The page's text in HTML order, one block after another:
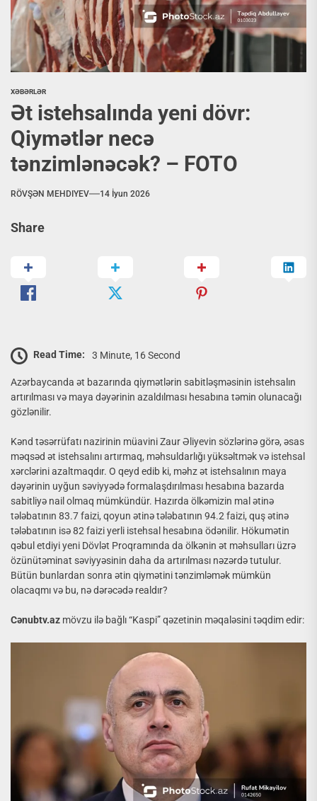
XƏBƏRLƏR
Ət istehsalında yeni dövr:
Qiymətlər necə
tənzimlənəcək? – FOTO
RÖVŞƏN MEHDIYEV 14 İyun 2026
Share
Read Time: 3 Minute, 16 Second
Azərbaycanda ət bazarında qiymətlərin sabitləşməsinin istehsalın
artırılması və maya dəyərinin azaldılması hesabına təmin olunacağı
gözlənilir.
Kənd təsərrüfatı nazirinin müavini Zaur Əliyevin sözlərinə görə, əsas
məqsəd ət istehsalını artırmaq, məhsuldarlığı yüksəltmək və istehsal
xərclərini azaltmaqdır. O qeyd edib ki, məhz ət istehsalının maya
dəyərinin uyğun səviyyədə formalaşdırılması hesabına bazarda
sabitliyə nail olmaq mümkündür. Hazırda ölkəmizin mal ətinə
tələbatının 83.7 faizi, qoyun ətinə tələbatının 94.2 faizi, quş ətinə
tələbatının isə 82 faizi yerli istehsal hesabına ödənilir. Hökumətin
qəbul etdiyi yeni Dövlət Proqramında da ölkənin ət məhsulları üzrə
özünütəminat səviyyəsinin daha da artırılması nəzərdə tutulur.
Bütün bunlardan sonra ətin qiymətini tənzimləmək mümkün
olacaqmı və bu, nə dərəcədə realdır?
Cənubtv.az mövzu ilə bağlı “Kaspi” qəzetinin məqaləsini təqdim edir: